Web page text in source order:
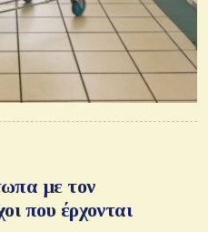
με τον
που έρχονται